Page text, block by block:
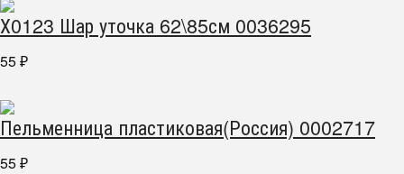
Х0123 Шар уточка 62\85см 0036295
55 ₽
Пельменница пластиковая(Россия) 0002717
55 ₽